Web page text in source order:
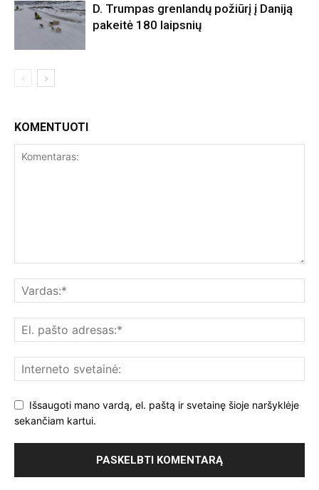
D. Trumpas grenlandų požiūrį į Daniją
pakeitė 180 laipsnių
KOMENTUOTI
Išsaugoti mano vardą, el. paštą ir svetainę šioje naršyklėje
sekančiam kartui.